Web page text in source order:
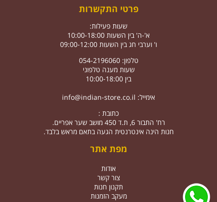
פרטי התקשרות
שעות פעילות:
א'-ה' בין השעות 10:00-18:00
ו' וערבי חג בין השעות 09:00-12:00
טלפון: 054-2196060
שעות מענה טלפוני
בין 10:00-18:00
אימייל: info@indian-store.co.il
כתובת :
רח' התבור 6, ת.ד 450 מושב שער אפריים.
חנות הינה אינטרנטית הגעה בתאם מראש בלבד.
מפת אתר
אודות
צור קשר
תקנון חנות
מעקב הזמנות